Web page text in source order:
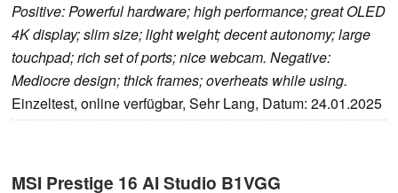
Positive: Powerful hardware; high performance; great OLED
4K display; slim size; light weight; decent autonomy; large
touchpad; rich set of ports; nice webcam. Negative:
Mediocre design; thick frames; overheats while using.
Einzeltest, online verfügbar, Sehr Lang, Datum: 24.01.2025
MSI Prestige 16 AI Studio B1VGG